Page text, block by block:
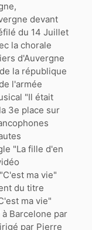
devant
du 14 Juillet
la chorale
d'Auvergne
la république
l'armée
"Il était
3e place sur
"La fille d'en
ma vie"
du titre
ma vie"
Barcelone par
par Pierre